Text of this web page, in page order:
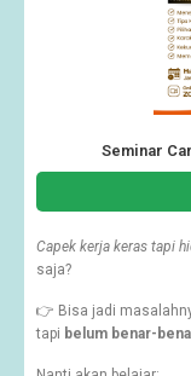
Seminar
Capek kerja keras tapi
saja?
👉 Bisa jadi
tapi belum benar-